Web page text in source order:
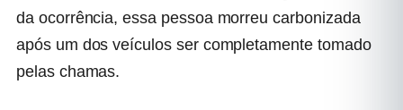
da ocorrência, essa pessoa morreu carbonizada
após um dos veículos ser completamente tomado
pelas chamas.